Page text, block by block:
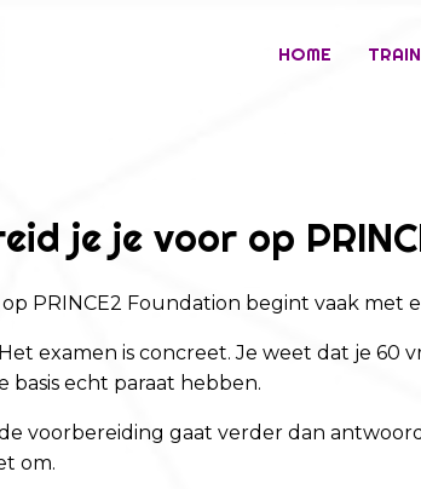
HOME
je je voor op
PRINCE2 Foundation begint vaak met
examen is concreet. Je weet dat je
basis echt paraat hebben.
voorbereiding gaat verder dan
om.